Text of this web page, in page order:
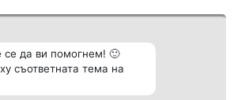
се да ви помогнем! 🙂
съответната тема на